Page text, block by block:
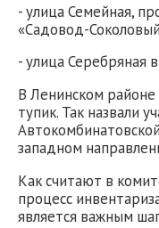
- улица Семейная,
«Садовод-
- улица Серебряная
В Ленинском
тупик. Так назвали
западном
Как считают в
процесс
является важным